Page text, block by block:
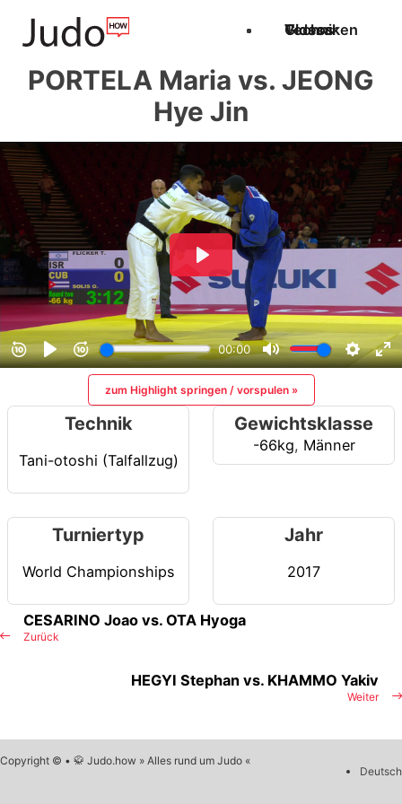
Techniken
Videos
Glossar
PORTELA Maria vs. JEONG
Hye Jin
zum Highlight springen / vorspulen »
Technik
Tani-otoshi (Talfallzug)
Gewichtsklasse
-66kg, Männer
Turniertyp
World Championships
Jahr
2017
Zurück
CESARINO Joao vs. OTA Hyoga
Weiter
HEGYI Stephan vs. KHAMMO Yakiv
Copyright © • 🥋 Judo.how » Alles rund um Judo «
Deutsch